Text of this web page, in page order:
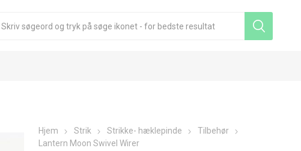
Hjem Strik Strikke- hæklepinde
Tilbehør
Lantern Moon Swivel Wirer